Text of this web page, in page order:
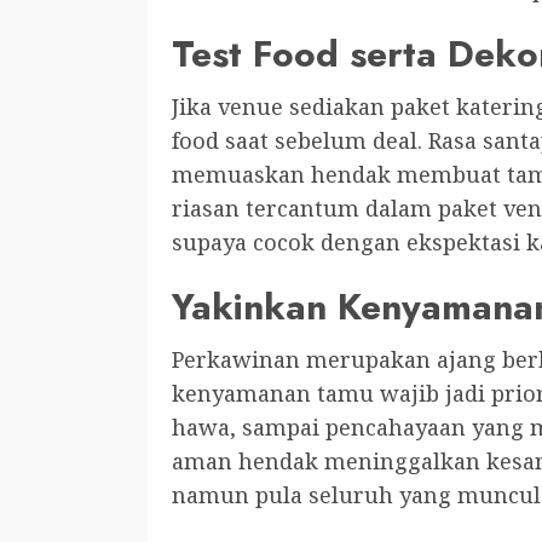
Test Food serta
Jika venue sediakan paket
food saat sebelum deal. Rasa
memuaskan hendak membuat
riasan tercantum dalam paket
supaya cocok dengan ekspektasi
Yakinkan
Perkawinan merupakan ajang
kenyamanan tamu wajib jadi
hawa, sampai pencahayaan
aman hendak meninggalkan
namun pula seluruh yang